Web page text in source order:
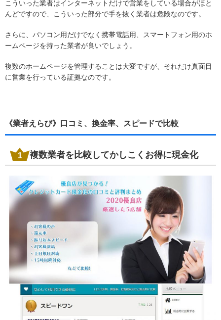
こういった業者はインターネットだけで営業をしている場合がほと
んどですので、こういった部分で手を抜く業者は危険なのです。
さらに、パソコン用だけでなく携帯電話用、スマートフォン用のホ
ームページを持った業者が良いでしょう。
複数のホームページを管理することは大変ですが、それだけ真面目
に営業を行っている証拠なのです。
《業者えらび》口コミ、換金率、スピードで比較
複数業者を比較してかしこくお得に現金化